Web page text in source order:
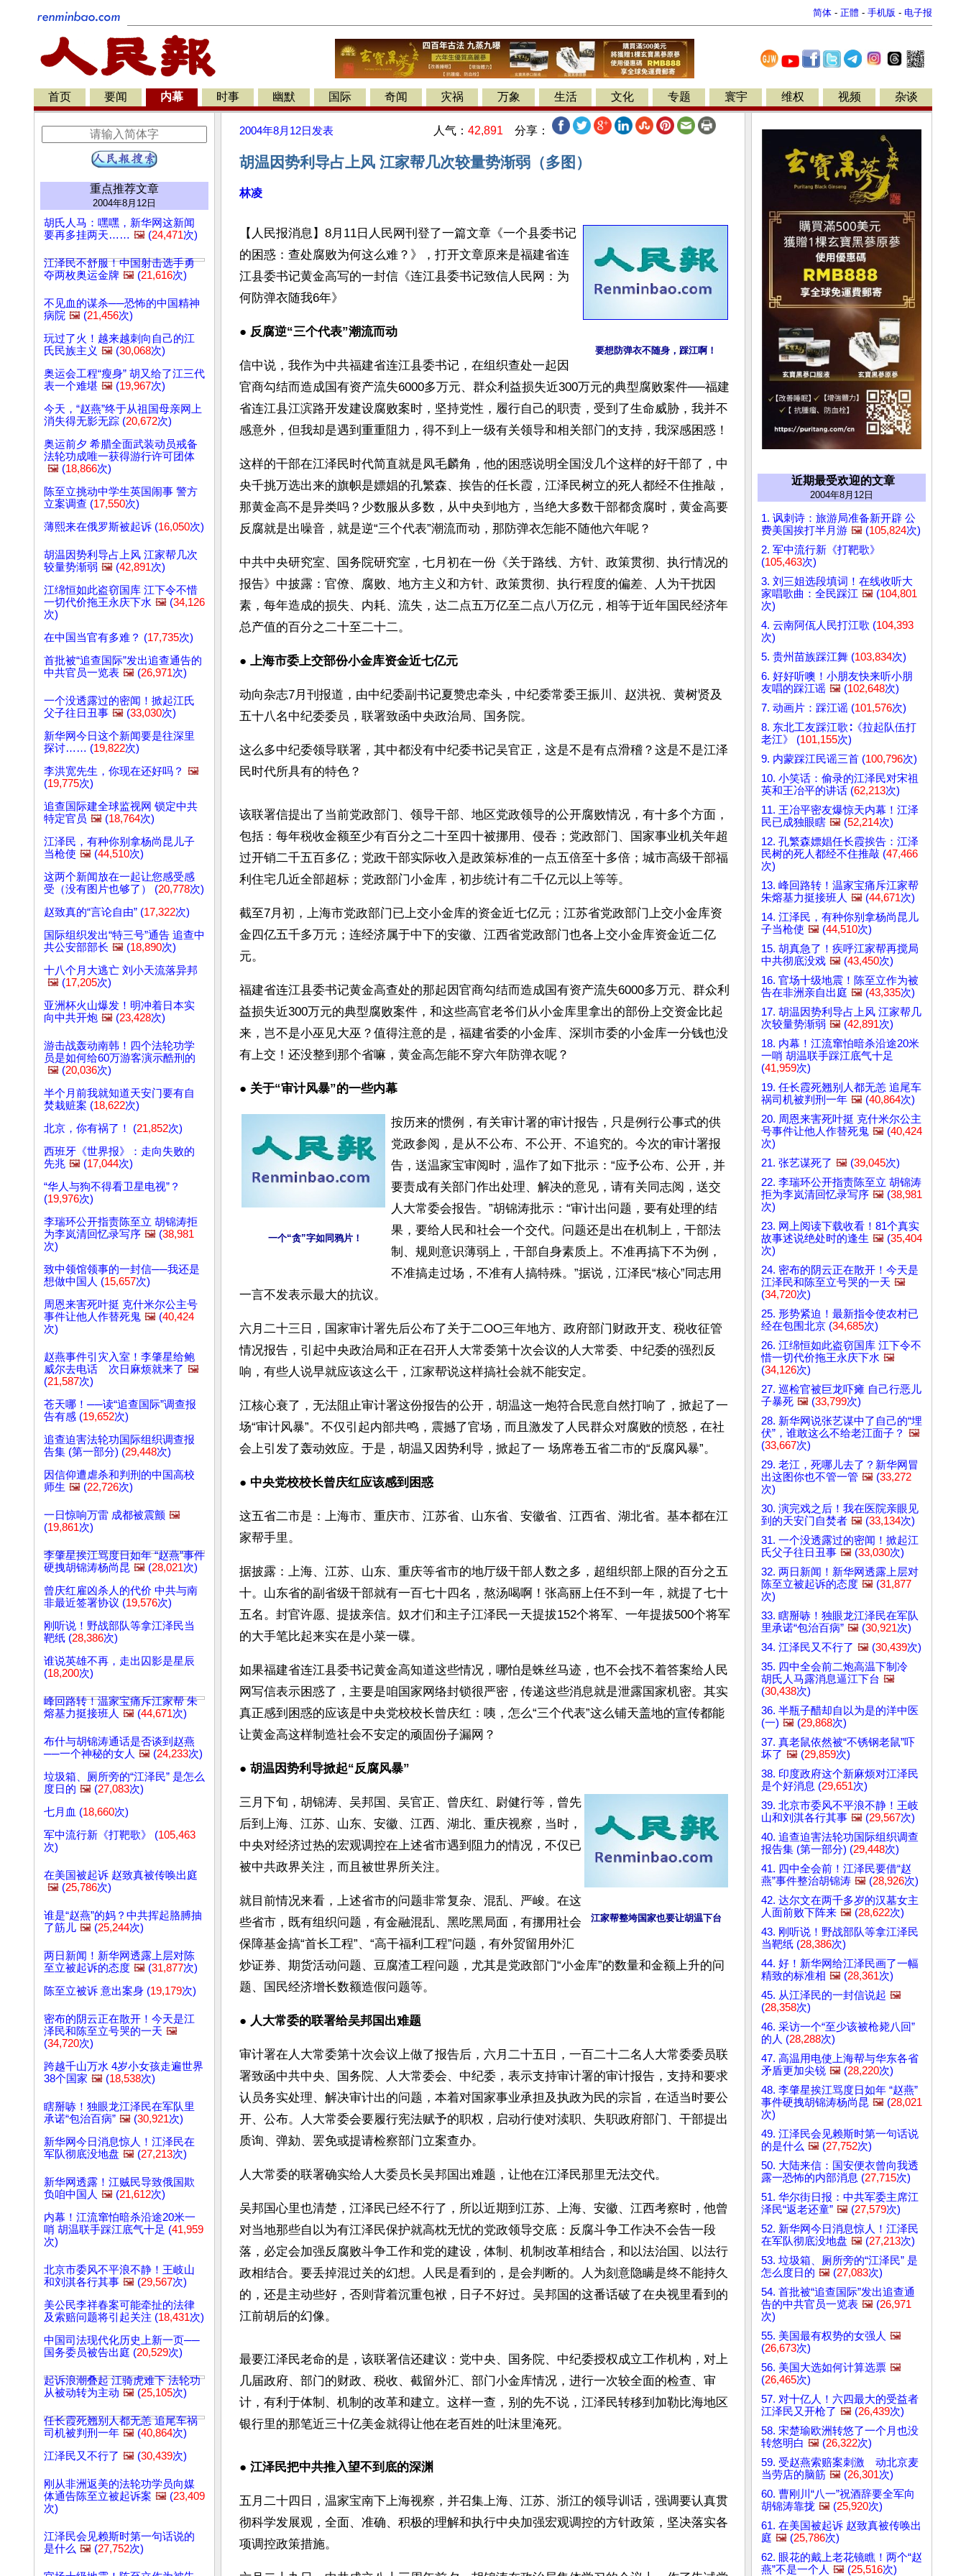
简体 - 正體 - 手机版 - 电子报
首页 要闻 内幕 时事 幽默 国际 奇闻 灾祸 万象 生活 文化 专题 寰宇 维权 视频 杂谈
重点推荐文章
2004年8月12日
胡氏人马：嘿嘿，新华网这新闻
要再多挂两天…… 🖼️ (24,471次)
江泽民不舒服！中国射击选手勇
夺两枚奥运金牌 🖼️ (21,616次)
不见血的谋杀──恐怖的中国精神
病院 🖼️ (21,456次)
玩过了火！越来越刺向自己的江
氏民族主义 🖼️ (30,068次)
奥运会工程“瘦身” 胡又给了江三代
表一个难堪 🖼️ (19,967次)
今天，“赵燕”终于从祖国母亲网上
消失得无影无踪 (20,672次)
奥运前夕 希腊全面武装动员戒备
法轮功成唯一获得游行许可团体
🖼️ (18,866次)
陈至立挑动中学生英国闹事 警方
立案调查 (17,550次)
薄熙来在俄罗斯被起诉 (16,050次)
胡温因势利导占上风 江家帮几次
较量势渐弱 🖼️ (42,891次)
江绵恒如此盗窃国库 江下令不惜
一切代价拖王永庆下水 🖼️ (34,126
次)
在中国当官有多难？ (17,735次)
首批被“追查国际”发出追查通告的
中共官员一览表 🖼️ (26,971次)
一个没透露过的密闻！掀起江氏
父子往日丑事 🖼️ (33,030次)
新华网今日这个新闻要是往深里
探讨…… (19,822次)
李洪宽先生，你现在还好吗？ 🖼️
(19,775次)
追查国际建全球监视网 锁定中共
特定官员 🖼️ (18,764次)
江泽民，有种你别拿杨尚昆儿子
当枪使 🖼️ (44,510次)
这两个新闻放在一起让您感受感
受（没有图片也够了） (20,778次)
赵致真的“言论自由” (17,322次)
国际组织发出“特三号”通告 追查中
共公安部部长 🖼️ (18,890次)
十八个月大逃亡 刘小天流落异邦
🖼️ (17,205次)
亚洲杯火山爆发！明冲着日本实
向中共开炮 🖼️ (23,428次)
游击战轰动南韩！四个法轮功学
员是如何给60万游客演示酷刑的
🖼️ (20,036次)
半个月前我就知道天安门要有自
焚栽赃案 (18,622次)
北京，你有祸了！ (21,852次)
西班牙《世界报》：走向失败的
先兆 🖼️ (17,044次)
“华人与狗不得看卫星电视”？
(19,976次)
李瑞环公开指责陈至立 胡锦涛拒
为李岚清回忆录写序 🖼️ (38,981
次)
致中领馆领事的一封信──我还是
想做中国人 (15,657次)
周恩来害死叶挺 克什米尔公主号
事件让他人作替死鬼 🖼️ (40,424
次)
赵燕事件引灾入室！李肇星给鲍
威尔去电话 次日麻烦就来了 🖼️
(21,587次)
苍天哪！──读“追查国际”调查报
告有感 (19,652次)
追查迫害法轮功国际组织调查报
告集 (第一部分) (29,448次)
因信仰遭虐杀和判刑的中国高校
师生 🖼️ (22,726次)
一日惊响万雷 成都被震颤 🖼️
(19,861次)
李肇星挨江骂度日如年 “赵燕”事件
硬拽胡锦涛杨尚昆 🖼️ (28,021次)
曾庆红雇凶杀人的代价 中共与南
非最近签署协议 (19,576次)
刚听说！野战部队等拿江泽民当
靶纸 (28,386次)
谁说英雄不再，走出囚影是星辰
(18,200次)
峰回路转！温家宝痛斥江家帮 朱
熔基力挺接班人 🖼️ (44,671次)
布什与胡锦涛通话是否谈到赵燕
──一个神秘的女人 🖼️ (24,233次)
垃圾箱、厕所旁的“江泽民” 是怎么
度日的 🖼️ (27,083次)
七月血 (18,660次)
军中流行新《打靶歌》 (105,463
次)
在美国被起诉 赵致真被传唤出庭
🖼️ (25,786次)
谁是“赵燕”的妈？中共挥起胳膊抽
了筋儿 🖼️ (25,244次)
两日新闻！新华网透露上层对陈
至立被起诉的态度 🖼️ (31,877次)
陈至立被诉 意出案身 (19,179次)
密布的阴云正在散开！今天是江
泽民和陈至立号哭的一天 🖼️
(34,720次)
跨越千山万水 4岁小女孩走遍世界
38个国家 🖼️ (18,538次)
瞎掰哧！独眼龙江泽民在军队里
承诺“包治百病” 🖼️ (30,921次)
新华网今日消息惊人！江泽民在
军队彻底没地盘 🖼️ (27,213次)
新华网透露！江贼民导致俄国欺
负咱中国人 🖼️ (21,612次)
内幕！江流窜怕暗杀沿途20米一
哨 胡温联手踩江底气十足 (41,959
次)
北京市委风不平浪不静！王岐山
和刘淇各行其事 🖼️ (29,567次)
美公民李祥春案可能牵扯的法律
及索赔问题将引起关注 (18,431次)
中国司法现代化历史上新一页──
国务委员被告出庭 (20,529次)
起诉浪潮叠起 江骑虎难下 法轮功
从被动转为主动 🖼️ (25,105次)
任长霞死翘别人都无恙 追尾车祸
司机被判刑一年 🖼️ (40,864次)
江泽民又不行了 🖼️ (30,439次)
刚从非洲返美的法轮功学员向媒
体通告陈至立被起诉案 🖼️ (23,409
次)
江泽民会见赖斯时第一句话说的
是什么 🖼️ (27,752次)
2004年8月12日 发表 人气： 42,891 分享：
胡温因势利导占上风 江家帮几次较量势渐弱（多图）
林凌
要想防弹衣不随身，踩江啊！
【人民报消息】8月11日人民网刊登了一篇文章《一个县委书记
的困惑：查处腐败为何这么难？》，打开文章原来是福建省连
江县委书记黄金高写的一封信《连江县委书记致信人民网：为
何防弹衣随我6年》
● 反腐逆“三个代表”潮流而动
信中说，我作为中共福建省连江县委书记，在组织查处一起因
官商勾结而造成国有资产流失6000多万元、群众利益损失近300万元的典型腐败案件──福建
省连江县江滨路开发建设腐败案时，坚持党性，履行自己的职责，受到了生命威胁，我并不
感意外，但我却是遇到重重阻力，得不到上一级有关领导和相关部门的支持，我深感困惑！
这样的干部在江泽民时代简直就是凤毛麟角，他的困惑说明全国没几个这样的好干部了，中
央千挑万选出来的旗帜是嫖娼的孔繁森、挨告的任长霞，江泽民树立的死人都经不住推敲，
那黄金高不是异类吗？少数服从多数，从中央到地方，当绝大多数干部都贪腐时，黄金高要
反腐就是出噪音，就是逆“三个代表”潮流而动，那防弹衣怎能不随他六年呢？
中共中央研究室、国务院研究室，七月初在一份《关于路线、方针、政策贯彻、执行情况的
报告》中披露：官僚、腐败、地方主义和方针、政策贯彻、执行程度的偏差、人为干扰因
素，每年造成的损失、内耗、流失，达二点五万亿至二点八万亿元，相等于近年国民经济年
总产值的百分之二十至二十二。
● 上海市委上交部份小金库资金近七亿元
动向杂志7月刊报道，由中纪委副书记夏赞忠牵头，中纪委常委王振川、赵洪祝、黄树贤及
五十八名中纪委委员，联署致函中央政治局、国务院。
这么多中纪委领导联署，其中都没有中纪委书记吴官正，这是不是有点滑稽？这是不是江泽
民时代所具有的特色？
该联署信提出了当前党政部门、领导干部、地区党政领导的公开腐败情况，有十多个方面，
包括：每年税收金额至少有百分之二十至四十被挪用、侵吞；党政部门、国家事业机关年超
过开销二千五百多亿；党政干部实际收入是政策标准的一点五倍至十多倍；城市高级干部福
利住宅几近全部超标；党政部门小金库，初步统计有二千亿元以上等等。
截至7月初，上海市党政部门已上交小金库的资金近七亿元；江苏省党政部门上交小金库资
金四亿五千多万元；连经济属于中下的安徽、江西省党政部门也各上交小金库资金近二亿
元。
福建省连江县委书记黄金高查处的那起因官商勾结而造成国有资产流失6000多万元、群众利
益损失近300万元的典型腐败案件，和这些高官老爷们从小金库里拿出的部份上交资金比起
来，岂不是小巫见大巫？值得注意的是，福建省委的小金库、深圳市委的小金库一分钱也没
有上交！还没整到那个省嘛，黄金高怎能不穿六年防弹衣呢？
● 关于“审计风暴”的一些内幕
一个“贪”字如同鸦片！
按历来的惯例，有关审计署的审计报告，只是例行公事式的供
党政参阅，是从不公布、不公开、不追究的。今次的审计署报
告，送温家宝审阅时，温作了如下批示：“应予公布、公开，并
要责成有关部门作出处理、解决的意见，请有关同志阅，送交
人大常委会报告。”胡锦涛批示：“审计出问题，要有处理的结
果，要给人民和社会一个交代。问题还是出在机制上，干部法
制、规则意识薄弱上，干部自身素质上。不准再搞下不为例，
不准搞走过场，不准有人搞特殊。”据说，江泽民“核心”同志用
一言不发表示最大的抗议。
六月二十三日，国家审计署先后公布了关于二OO三年地方、政府部门财政开支、税收征管
情况报告，引起中央政治局和正在召开人大常委第十次会议的人大常委、中纪委的强烈反
响，有些人说早就应该这么干，江家帮说这样搞社会就不能安定。
江核心衰了，无法阻止审计署这份报告的公开，胡温这一炮符合民意自然打响了，掀起了一
场“审计风暴”。不仅引起内部共鸣，震撼了官场，而且激发了人民群众对腐败的愤怒，在社
会上引发了轰动效应。于是，胡温又因势利导，掀起了一 场席卷五省二市的“反腐风暴”。
● 中央党校校长曾庆红应该感到困惑
这五省二市是：上海市、重庆市、江苏省、山东省、安徽省、江西省、湖北省。基本都在江
家帮手里。
据披露：上海、江苏、山东、重庆等省市的地厅级干部人数之多，超组织部上限的百分之五
十。山东省的副省级干部就有一百七十四名，熬汤喝啊！张高丽上任不到一年，就提了七十
五名。封官许愿、提拔亲信。奴才们和主子江泽民一天提拔152个将军、一年提拔500个将军
的大手笔比起来实在是小菜一碟。
如果福建省连江县委书记黄金高知道这些情况，哪怕是蛛丝马迹，也不会找不着答案给人民
网写信表示困惑了，主要是咱国家网络封锁很严密，传递这些消息就是泄露国家机密。其实
真正感到困惑的应该是中央党校校长曾庆红：咦，怎么“三个代表”这么铺天盖地的宣传都能
让黄金高这样制造社会不安定的顽固份子漏网？
● 胡温因势利导掀起“反腐风暴”
江家帮整垮国家也要让胡温下台
三月下旬，胡锦涛、吴邦国、吴官正、曾庆红、尉健行等，曾先
后到上海、江苏、山东、安徽、江西、湖北、重庆视察，当时，
中央对经济过热的宏观调控在上述省市遇到阻力的情况，不仅已
被中共政界关注，而且被世界所关注。
就目前情况来看，上述省市的问题非常复杂、混乱、严峻。在这
些省市，既有组织问题，有金融混乱、黑吃黑局面，有挪用社会
保障基金搞“首长工程”、“高干福利工程”问题，有外贸留用外汇
炒证券、期货活动问题、豆腐渣工程问题，尤其是党政部门“小金库”的数量和金额上升的问
题、国民经济增长数额造假问题等。
● 人大常委的联署给吴邦国出难题
审计署在人大常委第十次会议上做了报告后，六月二十五日，一百二十二名人大常委委员联
署致函中共中央、国务院、人大常委会、中纪委，表示支持审计署的审计报告，支持和要求
认员务实处理、解决审计出的问题，本着对国家事业承担及执政为民的宗旨，在适当时要公
开、公布。人大常委会要履行宪法赋予的职权，启动行使对渎职、失职政府部门、干部提出
质询、弹劾、罢免或提请检察部门立案查办。
人大常委的联署确实给人大委员长吴邦国出难题，让他在江泽民那里无法交代。
吴邦国心里也清楚，江泽民已经不行了，所以近期到江苏、上海、安徽、江西考察时，他曾
对当地那些自以为有江泽民保护就高枕无忧的党政领导交底：反腐斗争工作决不会告一段
落，必定会加强反腐败斗争工作和党的建设，体制、机制改革相结合，和以法治国、以法行
政相结合。要丢掉混过关的幻想。人民是看到的，是会判断的。人为刻意隐瞒是终不能持久
的，还是主动些好，否则背着沉重包袱，日子不好过。吴邦国的这番话破了在央视里看到的
江前胡后的幻像。
最要江泽民老命的是，该联署信还建议：党中央、国务院、中纪委授权成立工作机构，对上
几届政府、部门的财政、税收、截留外汇、部门小金库情况，进行一次较全面的检查、审
计，有利于体制、机制的改革和建立。这样一查，别的先不说，江泽民转移到加勒比海地区
银行里的那笔近三十亿美金就得让他在老百姓的吐沫里淹死。
● 江泽民把中共推入望不到底的深渊
五月二十四日，温家宝南下上海视察，并召集上海、江苏、浙江的领导训话，强调要认真贯
彻科学发展观，全面、准确、积极的理解和执行中央加强宏观调控的方针政策，坚决落实各
项调控政策措施。
近期最受欢迎的文章
2004年8月12日
1. 讽刺诗：旅游局准备新开辟 公
费美国挨打半月游 🖼️ (105,824次)
2. 军中流行新《打靶歌》
(105,463次)
3. 刘三姐选段填词！在线收听大
家唱歌曲：全民踩江 🖼️ (104,801
次)
4. 云南阿佤人民打江歌 (104,393
次)
5. 贵州苗族踩江舞 (103,834次)
6. 好好听噢！小朋友快来听小朋
友唱的踩江谣 🖼️ (102,648次)
7. 动画片：踩江谣 (101,576次)
8. 东北工友踩江歌∶《拉起队伍打
老江》 (101,155次)
9. 内蒙踩江民谣三首 (100,796次)
10. 小笑话：偷录的江泽民对宋祖
英和王冶平的讲话 (62,213次)
11. 王冶平密友爆惊天内幕！江泽
民已成独眼瞎 🖼️ (52,214次)
12. 孔繁森嫖娼任长霞挨告：江泽
民树的死人都经不住推敲 (47,466
次)
13. 峰回路转！温家宝痛斥江家帮
朱熔基力挺接班人 🖼️ (44,671次)
14. 江泽民，有种你别拿杨尚昆儿
子当枪使 🖼️ (44,510次)
15. 胡真急了！疾呼江家帮再搅局
中共彻底没戏 🖼️ (43,450次)
16. 官场十级地震！陈至立作为被
告在非洲亲自出庭 🖼️ (43,335次)
17. 胡温因势利导占上风 江家帮几
次较量势渐弱 🖼️ (42,891次)
18. 内幕！江流窜怕暗杀沿途20米
一哨 胡温联手踩江底气十足
(41,959次)
19. 任长霞死翘别人都无恙 追尾车
祸司机被判刑一年 🖼️ (40,864次)
20. 周恩来害死叶挺 克什米尔公主
号事件让他人作替死鬼 🖼️ (40,424
次)
21. 张艺谋死了 🖼️ (39,045次)
22. 李瑞环公开指责陈至立 胡锦涛
拒为李岚清回忆录写序 🖼️ (38,981
次)
23. 网上阅读下载收看！81个真实
故事述说绝处时的逢生 🖼️ (35,404
次)
24. 密布的阴云正在散开！今天是
江泽民和陈至立号哭的一天 🖼️
(34,720次)
25. 形势紧迫！最新指令使农村已
经在包围北京 (34,685次)
26. 江绵恒如此盗窃国库 江下令不
惜一切代价拖王永庆下水 🖼️
(34,126次)
27. 巡检官被巨龙吓瘫 自己行恶儿
子暴死 🖼️ (33,799次)
28. 新华网说张艺谋中了自己的“埋
伏”，谁敢这么不给老江面子？ 🖼️
(33,667次)
29. 老江，死哪儿去了？新华网冒
出这图你也不管一管 🖼️ (33,272
次)
30. 演完戏之后！我在医院亲眼见
到的天安门自焚者 🖼️ (33,134次)
31. 一个没透露过的密闻！掀起江
氏父子往日丑事 🖼️ (33,030次)
32. 两日新闻！新华网透露上层对
陈至立被起诉的态度 🖼️ (31,877
次)
33. 瞎掰哧！独眼龙江泽民在军队
里承诺“包治百病” 🖼️ (30,921次)
34. 江泽民又不行了 🖼️ (30,439次)
35. 四中全会前二炮高温下制冷
胡氏人马露消息逼江下台 🖼️
(30,438次)
36. 半瓶子醋却自以为是的洋中医
(一) 🖼️ (29,868次)
37. 真老鼠依然被“不锈钢老鼠”吓
坏了 🖼️ (29,859次)
38. 印度政府这个新麻烦对江泽民
是个好消息 (29,651次)
39. 北京市委风不平浪不静！王岐
山和刘淇各行其事 🖼️ (29,567次)
40. 追查迫害法轮功国际组织调查
报告集 (第一部分) (29,448次)
41. 四中全会前！江泽民要借“赵
燕”事件整治胡锦涛 🖼️ (28,926次)
42. 达尔文在两千多岁的汉墓女主
人面前败下阵来 🖼️ (28,622次)
43. 刚听说！野战部队等拿江泽民
当靶纸 (28,386次)
44. 好！新华网给江泽民画了一幅
精致的标准相 🖼️ (28,361次)
45. 从江泽民的一封信说起 🖼️
(28,358次)
46. 采访一个“至少该被枪毙八回”
的人 (28,288次)
47. 高温用电使上海帮与华东各省
矛盾更加尖锐 🖼️ (28,220次)
48. 李肇星挨江骂度日如年 “赵燕”
事件硬拽胡锦涛杨尚昆 🖼️ (28,021
次)
49. 江泽民会见赖斯时第一句话说
的是什么 🖼️ (27,752次)
50. 大陆来信：国安便衣曾向我透
露一恐怖的内部消息 (27,715次)
51. 华尔街日报：中共军委主席江
泽民“返老还童” 🖼️ (27,579次)
52. 新华网今日消息惊人！江泽民
在军队彻底没地盘 🖼️ (27,213次)
53. 垃圾箱、厕所旁的“江泽民” 是
怎么度日的 🖼️ (27,083次)
54. 首批被“追查国际”发出追查通
告的中共官员一览表 🖼️ (26,971
次)
55. 美国最有权势的女强人 🖼️
(26,673次)
56. 美国大选如何计算选票 🖼️
(26,465次)
57. 对十亿人！六四最大的受益者
江泽民又开枪了 🖼️ (26,439次)
58. 宋楚瑜欧洲转悠了一个月也没
转悠明白 🖼️ (26,322次)
59. 受赵燕索赔案刺激 动北京麦
当劳店的脑筋 🖼️ (26,301次)
60. 曹刚川“八一”祝酒辞要全军向
胡锦涛靠拢 🖼️ (25,920次)
61. 在美国被起诉 赵致真被传唤出
庭 🖼️ (25,786次)
62. 眼花的戴上老花镜瞧！两个“赵
燕”不是一个人 🖼️ (25,516次)